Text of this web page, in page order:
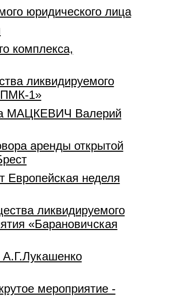
юридического лица
комплекса,
ликвидируемого
ПМК-1»
МАЦКЕВИЧ Валерий
аренды открытой
Европейская неделя
ликвидируемого
«Барановичская
мероприятие -